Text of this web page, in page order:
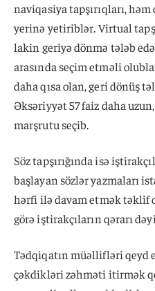
naviqasiya tapşırıqları, həm
yerinə yetiriblər. Virtual
lakin geriyə dönmə tələb
arasında seçim etməli
daha qısa olan, geri dönüş
Əksəriyyət 57 faiz daha
marşrutu seçib.
Söz tapşırığında isə
başlayan sözlər yazmaları
hərfi ilə davam etmək təklif
görə iştirakçıların qərarı
Tədqiqatın müəllifləri qeyd
çəkdikləri zəhməti itirmək